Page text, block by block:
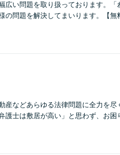
広い問題を取り扱っております。「
の問題を解決してまいります。【無
産などあらゆる法律問題に全力を
護士は敷居が高い」と思わず、お